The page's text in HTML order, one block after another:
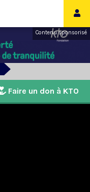
Contenu sponsorisé
Faire un don à KTO